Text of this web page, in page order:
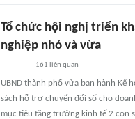
Tổ chức hội nghị triển
nghiệp nhỏ và vừa
161 liên quan
UBND thành phố vừa ban hành Kế
sách hỗ trợ chuyển đổi số cho
mục tiêu tăng trưởng kinh tế 2 con